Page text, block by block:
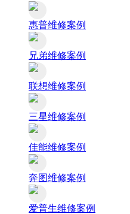
惠普维修案例
兄弟维修案例
联想维修案例
三星维修案例
佳能维修案例
奔图维修案例
爱普生维修案例